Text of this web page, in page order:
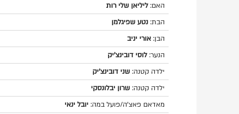
האם:ליליאן שלי רות
הבת: נטע שפיגלמן
הבן: אורי יניב
הנער:לוסי דובינצ'יק
ילדה קטנה: שני דובינצ'יק
ילדה קטנה: שרון יבלונסקי
מאדאם פאצ'ה/פועל במה: יובל ינאי